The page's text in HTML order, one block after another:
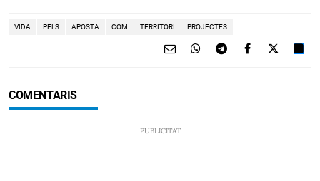
VIDA PELS APOSTA COM TERRITORI PROJECTES
COMENTARIS